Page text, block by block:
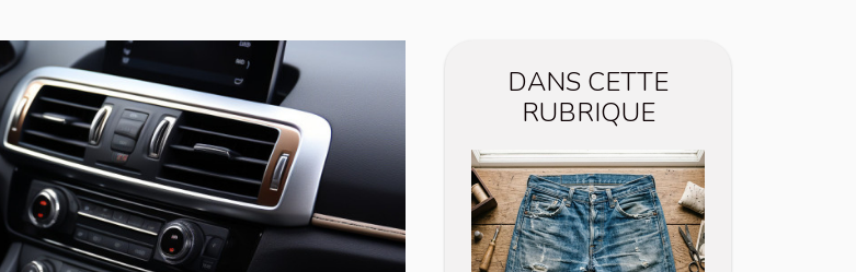
DANS CETTE
RUBRIQUE